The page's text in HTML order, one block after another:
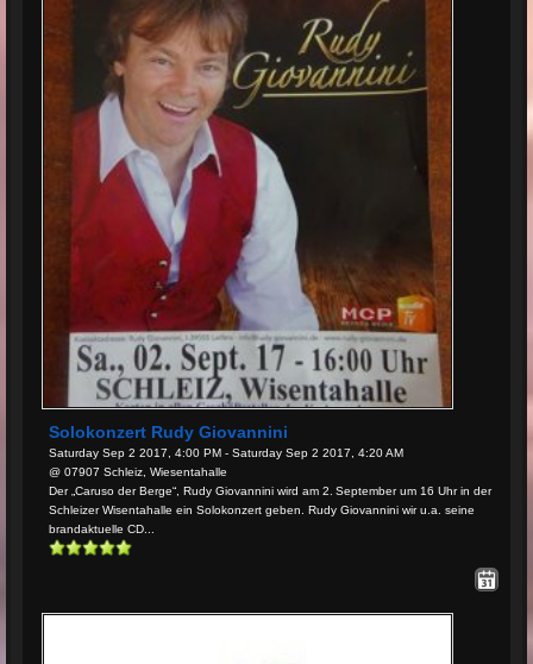
Solokonzert Rudy Giovannini
Saturday Sep 2 2017, 4:00 PM - Saturday Sep 2 2017, 4:20 AM
@ 07907 Schleiz, Wiesentahalle
Der „Caruso der Berge“, Rudy Giovannini wird am 2. September um 16 Uhr in der
Schleizer Wisentahalle ein Solokonzert geben. Rudy Giovannini wir u.a. seine
brandaktuelle CD...